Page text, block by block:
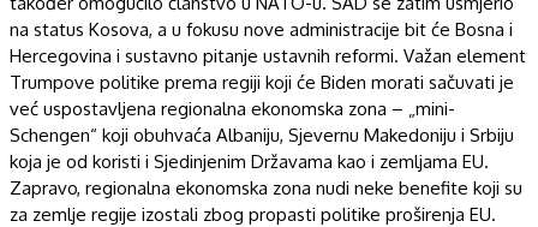
na status Kosova, a u fokusu nove administracije bit će Bosna i
Hercegovina i sustavno pitanje ustavnih reformi. Važan element
Trumpove politike prema regiji koji će Biden morati sačuvati je
već uspostavljena regionalna ekonomska zona – „mini-
Schengen“ koji obuhvaća Albaniju, Sjevernu Makedoniju i Srbiju
koja je od koristi i Sjedinjenim Državama kao i zemljama EU.
Zapravo, regionalna ekonomska zona nudi neke benefite koji su
za zemlje regije izostali zbog propasti politike proširenja EU.